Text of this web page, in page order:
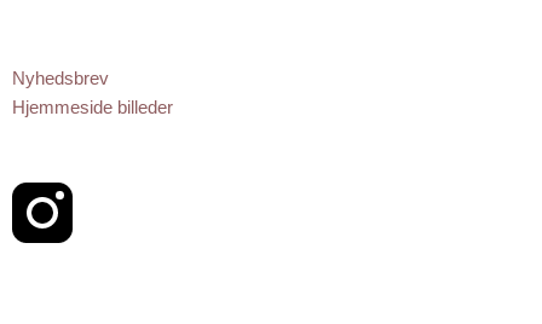
Nyhedsbrev
Hjemmeside billeder